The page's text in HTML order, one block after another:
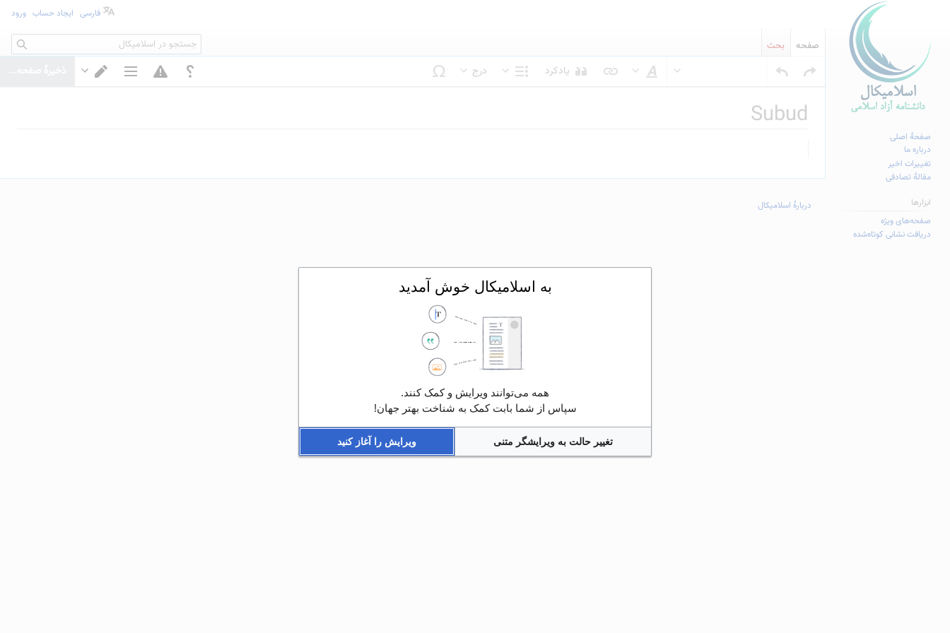
یادکرد
درج
Subud
ناوبری
جستجو
فارسی ایجاد حساب ورود
صفحه بحث جستجو
صفحهٔ اصلی
درباره ما
تغییرات اخیر
مقالهٔ تصادفی
ابزارها
صفحه‌های ویژه
دریافت نشانی کوتاه‌شده
دربارهٔ اسلامیکال
به اسلامیکال خوش آمدید
همه می‌توانند ویرایش و کمک کنند.
سپاس از شما بابت کمک به شناخت بهتر جهان!
تغییر حالت به ویرایشگر متنی ویرایش را آغاز کنید